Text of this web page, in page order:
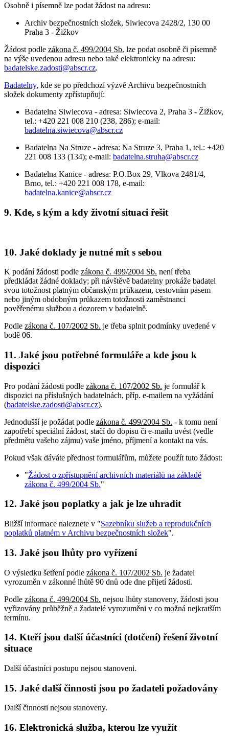
Osobně i písemně lze podat žádost na adresu:
Archiv bezpečnostních složek, Siwiecova 2428/2, 130 00
Praha 3 - Žižkov
Žádost podle zákona č. 499/2004 Sb. lze podat osobně či písemně
na výše uvedenou adresu nebo také elektronicky na adresu:
badatelske.zadosti@abscr.cz.
Badatelny, kde se po předchozí výzvě Archivu bezpečnostních
složek dokumenty zpřístupňují:
Badatelna Siwiecova - adresa: Siwiecova 2, Praha 3 - Žižkov,
tel.: +420 221 008 210 (238, 286); e-mail:
badatelna.siwiecova@abscr.cz
Badatelna Na Struze - adresa: Na Struze 3, Praha 1, tel.: +420
221 008 133 (134); e-mail: badatelna.struha@abscr.cz
Badatelna Kanice - adresa: P.O.Box 29, Vlkova 2481/4,
Brno, tel.: +420 221 008 178, e-mail:
badatelna.kanice@abscr.cz
9. Kde, s kým a kdy životní situaci řešit
10. Jaké doklady je nutné mít s sebou
K podání žádosti podle zákona č. 499/2004 Sb. není třeba
předkládat žádné doklady; při návštěvě badatelny prokáže badatel
svou totožnost platným občanským průkazem, cestovním pasem
nebo jiným obdobným průkazem totožnosti zaměstnanci
pověřenému službou a dozorem v badatelně.
Podle zákona č. 107/2002 Sb. je třeba splnit podmínky uvedené v
bodě 06.
11. Jaké jsou potřebné formuláře a kde jsou k
dispozici
Pro podání žádosti podle zákona č. 107/2002 Sb. je formulář k
dispozici na příslušných badatelnách, příp. e-mailem na vyžádání
(badatelske.zadosti@abscr.cz).
Jednodušší je požádat podle zákona č. 499/2004 Sb. - k tomu není
zapotřebí speciální žádost, stačí do dopisu či e-mailu uvést (vedle
předmětu vašeho zájmu) vaše jméno, příjmení a kontakt na vás.
Pokud však dáváte přednost formulářům, můžete použít tuto žádost:
"Žádost o zpřístupnění archivních materiálů na základě
zákona č. 499/2004 Sb."
12. Jaké jsou poplatky a jak je lze uhradit
Bližší informace naleznete v "Sazebníku služeb a reprodukčních
poplatků platném v Archivu bezpečnostních složek".
13. Jaké jsou lhůty pro vyřízení
O výsledku šetření podle zákona č. 107/2002 Sb. je žadatel
vyrozuměn v zákonné lhůtě 90 dnů ode dne přijetí žádosti.
Podle zákona č. 499/2004 Sb. nejsou lhůty stanoveny, žádosti jsou
vyřizovány průběžně a žadatelé vyrozuměni v co možná nejkratším
termínu.
14. Kteří jsou další účastníci (dotčení) řešení životní
situace
Další účastníci postupu nejsou stanoveni.
15. Jaké další činnosti jsou po žadateli požadovány
Další činnosti nejsou stanoveny.
16. Elektronická služba, kterou lze využít